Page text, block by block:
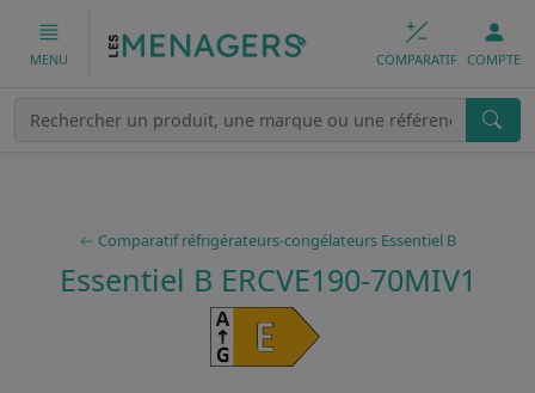
MENU COMPARATIF COMPTE
Comparatif réfrigérateurs-congélateurs Essentiel B
Essentiel B ERCVE190-70MIV1